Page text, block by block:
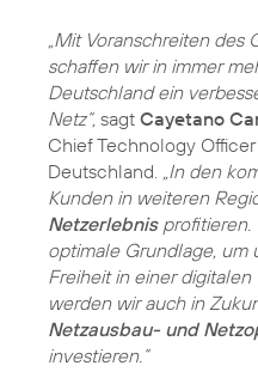
„Mit Voranschreiten
schaffen wir in immer
Deutschland ein
Netz“, sagt Cayetano
Chief Technology
Deutschland.
„In den
Kunden in weiteren
Netzerlebnisprofitieren.
optimale Grundlage, um
Freiheit in einer
werden wir auch in
Netzausbau- und
investieren.“